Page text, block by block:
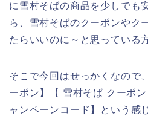
に雪村そばの商品を少しでも
ら、雪村そばのクーポンやク
たらいいのに～と思っている
そこで今回はせっかくなので
ーポン】【 雪村そば クーポ
ャンペーンコード】という感